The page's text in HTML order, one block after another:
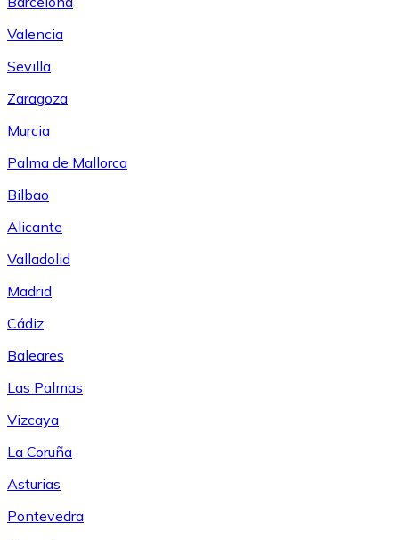
Valencia
Sevilla
Zaragoza
Murcia
Palma de Mallorca
Bilbao
Alicante
Valladolid
Madrid
Cádiz
Baleares
Las Palmas
Vizcaya
La Coruña
Asturias
Pontevedra